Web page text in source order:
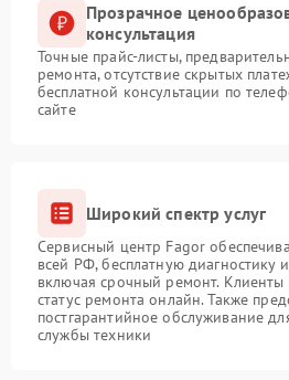
Прозрачное
консультация
Точные прайс-листы,
ремонта, отсутствие скрытых
бесплатной консультации по
сайте
Широкий спектр услуг
Сервисный центр Fagor
всей РФ, бесплатную диагностику
включая срочный ремонт. Клиенты
статус ремонта онлайн. Также
постгарантийное обслуживание
службы техники